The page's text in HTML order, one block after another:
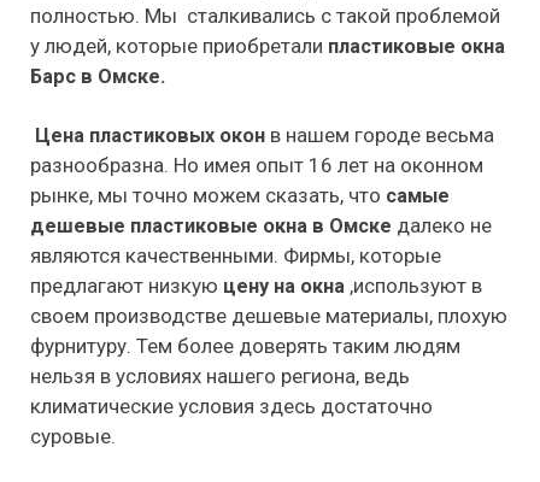
полностью. Мы сталкивались с такой проблемой
у людей, которые приобретали пластиковые окна
Барс в Омске.
Цена пластиковых окон в нашем городе весьма
разнообразна. Но имея опыт 16 лет на оконном
рынке, мы точно можем сказать, что самые
дешевые пластиковые окна в Омске далеко не
являются качественными. Фирмы, которые
предлагают низкую цену на окна ,используют в
своем производстве дешевые материалы, плохую
фурнитуру. Тем более доверять таким людям
нельзя в условиях нашего региона, ведь
климатические условия здесь достаточно
суровые.